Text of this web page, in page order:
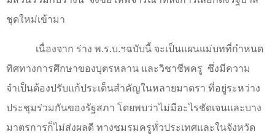
ชุดใหม่เข้ามา
เนื่องจาก ร่าง พ.ร.บ.ฯฉบับนี้ จะเป็นแผนแม่บทที่กำหนด
ทิศทางการศึกษาของบุตรหลาน และวิชาชีพครู ซึ่งมีความ
จำเป็นต้องปรับแก้ประเด็นสำคัญในหลายมาตรา ที่อยู่ระหว่าง
ประชุมร่วมกันของรัฐสภา โดยพบว่าไม่มีอะไรชัดเจนและบาง
มาตรการก็ไม่ส่งผลดี ทางชมรมครูทั่วประเทศและในจังหวัด